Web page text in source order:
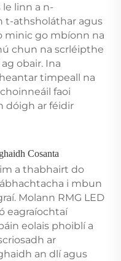
linn a n-
t-athsholáthar agus
minic go mbíonn na
chun na scrléipthe
obair. Ina
timpeall na
faoi
dóigh ar féidir
Cosanta
a thabhairt do
i mbun
Molann RMG LED
eagraíochtaí
eolais phoiblí a
ar
an dlí agus